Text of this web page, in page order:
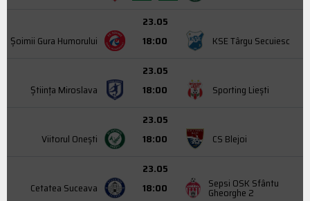
Şoimii Gura Humorului
23.05
18:00
KSE Târgu Secuiesc
Știința Miroslava
23.05
18:00
Sporting Liești
Viitorul Onești
23.05
18:00
CS Blejoi
Cetatea Suceava
23.05
18:00
Sepsi OSK Sfântu
Gheorghe 2